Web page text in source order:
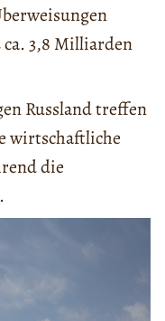
ca. 3,8 Milliarden
Russland treffen
wirtschaftliche
die